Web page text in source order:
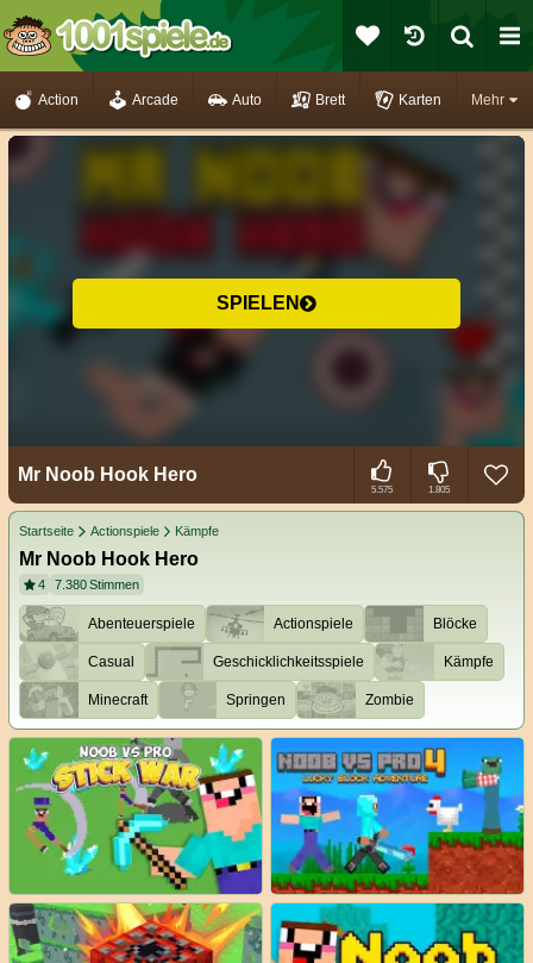
Mehr
Action Arcade Auto Brett Karten
SPIELEN
Mr Noob Hook Hero
5.575 1.805
Startseite Actionspiele Kämpfe
Mr Noob Hook Hero
4 7.380Stimmen
Abenteuerspiele Actionspiele Blöcke
Casual Geschicklichkeitsspiele Kämpfe
Minecraft Springen Zombie